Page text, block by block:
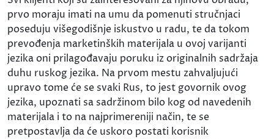
prvo moraju imati na umu da pomenuti stručnjaci
poseduju višegodišnje iskustvo u radu, te da tokom
prevođenja marketinških materijala u ovoj varijanti
jezika oni prilagođavaju poruku iz originalnih sadržaja
duhu ruskog jezika. Na prvom mestu zahvaljujući
upravo tome će se svaki Rus, to jest govornik ovog
jezika, upoznati sa sadržinom bilo kog od navedenih
materijala i to na najprimereniji način, te se
pretpostavlja da će uskoro postati korisnik